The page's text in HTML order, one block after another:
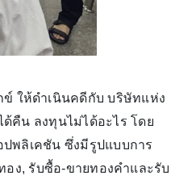
ข์ ให้ดำเนินคดีกับ บริษัทแห่ง
คืน ลงทุนไม่ได้อะไร โดย
พลิเคชัน ซึ่งมีรูปแบบการ
ง, รับซื้อ-ขายทองคำและรับ